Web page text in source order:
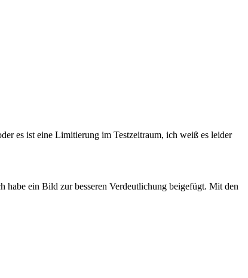
es ist eine Limitierung im Testzeitraum, ich weiß es leider
ein Bild zur besseren Verdeutlichung beigefügt. Mit den